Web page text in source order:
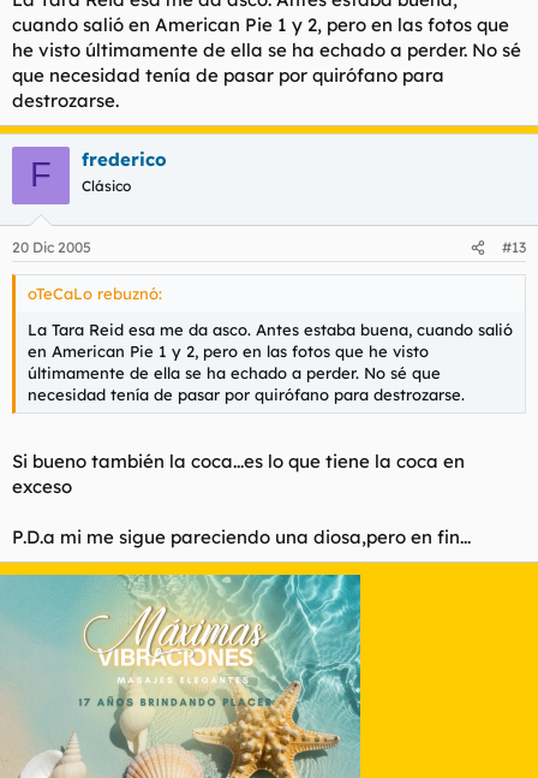
amientada en Alone in the Dark 1), con su atmosfera... por
dios, imaginad que los guionistas querian adaptarlo a los
relatos del maestro H.P Lovecraft....
Enlace de lo que querian hacer los guionistas y las
https://www.revistacinefagia.com/cinembargo037.htm
cuando salió en American Pie 1 y 2, pero en las fotos que
he visto últimamente de ella se ha echado a perder. No sé
que necesidad tenía de pasar por quirófano para
destrozarse.
F frederico
Clásico
20 Dic 2005 #13
oTeCaLo rebuznó:
La Tara Reid esa me da asco. Antes estaba buena, cuando salió
en American Pie 1 y 2, pero en las fotos que he visto
últimamente de ella se ha echado a perder. No sé que
necesidad tenía de pasar por quirófano para destrozarse.
Si bueno también la coca...es lo que tiene la coca en
exceso
P.D.a mi me sigue pareciendo una diosa,pero en fin...